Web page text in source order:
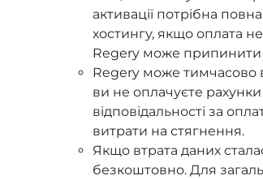
активації потрібна
хостингу, якщо оплата
Regery може припинити
Regery може тимчасово
ви не оплачуєте
відповідальності за
витрати на стягнення.
Якщо втрата даних
безкоштовно. Для